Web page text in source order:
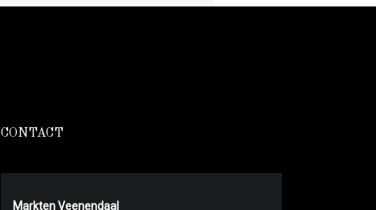
CONTACT
Markten Veenendaal